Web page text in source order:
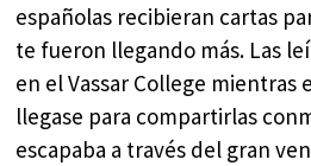
españolas recibieran cartas
te fueron llegando más. Las
en el Vassar College mientras
llegase para compartirlas
escapaba a través del gran